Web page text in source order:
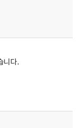
니다.